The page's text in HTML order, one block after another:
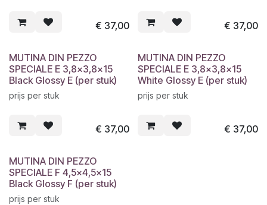
€ 37,00 € 37,00
MUTINA DIN PEZZO
SPECIALE E 3,8x3,8x15
Black Glossy E (per stuk)
prijs per stuk
€ 37,00
MUTINA DIN PEZZO
SPECIALE E 3,8x3,8x15
White Glossy E (per stuk)
prijs per stuk
€ 37,00
MUTINA DIN PEZZO
SPECIALE F 4,5x4,5x15
Black Glossy F (per stuk)
prijs per stuk